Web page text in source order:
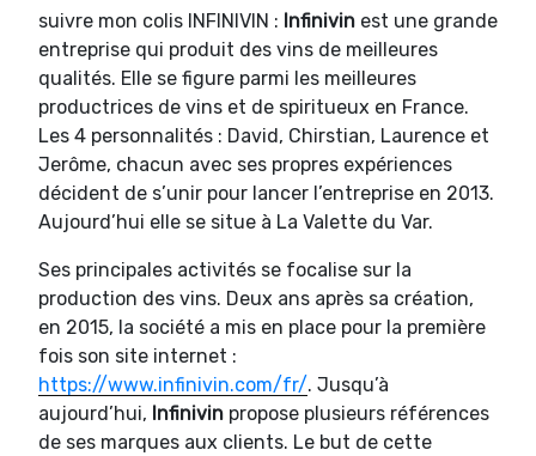
suivre mon colis INFINIVIN : Infinivin est une grande
entreprise qui produit des vins de meilleures
qualités. Elle se figure parmi les meilleures
productrices de vins et de spiritueux en France.
Les 4 personnalités : David, Chirstian, Laurence et
Jerôme, chacun avec ses propres expériences
décident de s’unir pour lancer l’entreprise en 2013.
Aujourd’hui elle se situe à La Valette du Var.
Ses principales activités se focalise sur la
production des vins. Deux ans après sa création,
en 2015, la société a mis en place pour la première
fois son site internet :
https://www.infinivin.com/fr/. Jusqu’à
aujourd’hui, Infinivin propose plusieurs références
de ses marques aux clients. Le but de cette